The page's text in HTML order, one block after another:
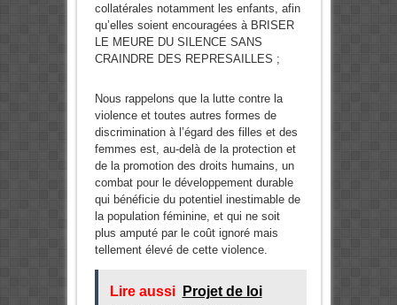
collatérales notamment les enfants, afin
qu’elles soient encouragées à BRISER
LE MEURE DU SILENCE SANS
CRAINDRE DES REPRESAILLES ;
Nous rappelons que la lutte contre la
violence et toutes autres formes de
discrimination à l’égard des filles et des
femmes est, au-delà de la protection et
de la promotion des droits humains, un
combat pour le développement durable
qui bénéficie du potentiel inestimable de
la population féminine, et qui ne soit
plus amputé par le coût ignoré mais
tellement élevé de cette violence.
Lire aussi
Projet de loi